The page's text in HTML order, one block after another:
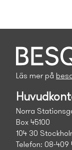
Läs mer på
Norra
Box 45100
104 30
Telefon: 08-409